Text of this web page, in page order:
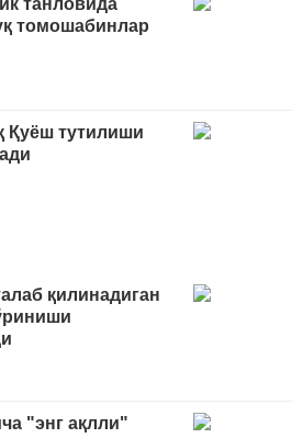
танловида
томошабинлар
Қуёш тутилиши
қилинадиган
"энг ақлли"